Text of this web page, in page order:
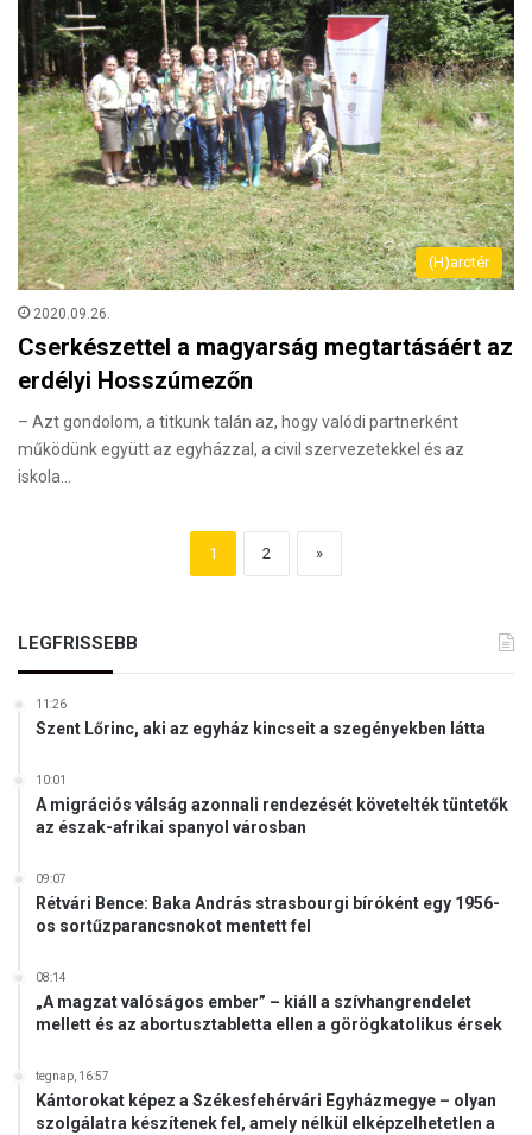
(H)arctér
2020.09.26.
Cserkészettel a magyarság megtartásáért az
erdélyi Hosszúmezőn
– Azt gondolom, a titkunk talán az, hogy valódi partnerként
működünk együtt az egyházzal, a civil szervezetekkel és az
iskola…
1 2 »
LEGFRISSEBB
11:26
Szent Lőrinc, aki az egyház kincseit a szegényekben látta
10:01
A migrációs válság azonnali rendezését követelték tüntetők
az észak-afrikai spanyol városban
09:07
Rétvári Bence: Baka András strasbourgi bíróként egy 1956-
os sortűzparancsnokot mentett fel
08:14
„A magzat valóságos ember” – kiáll a szívhangrendelet
mellett és az abortusztabletta ellen a görögkatolikus érsek
tegnap, 16:57
Kántorokat képez a Székesfehérvári Egyházmegye – olyan
szolgálatra készítenek fel, amely nélkül elképzelhetetlen a